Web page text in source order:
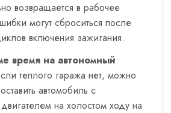
возвращается в рабочее
могут сброситься после
включения зажигания.
время на автономный
теплого гаража нет, можно
автомобиль с
на холостом ходу на